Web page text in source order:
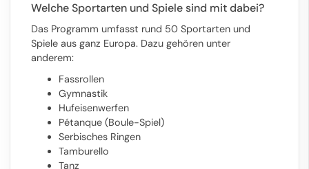
Welche Sportarten und Spiele sind mit dabei?
Das Programm umfasst rund 50 Sportarten und
Spiele aus ganz Europa. Dazu gehören unter
anderem:
Fassrollen
Gymnastik
Hufeisenwerfen
Pétanque (Boule-Spiel)
Serbisches Ringen
Tamburello
Tanz